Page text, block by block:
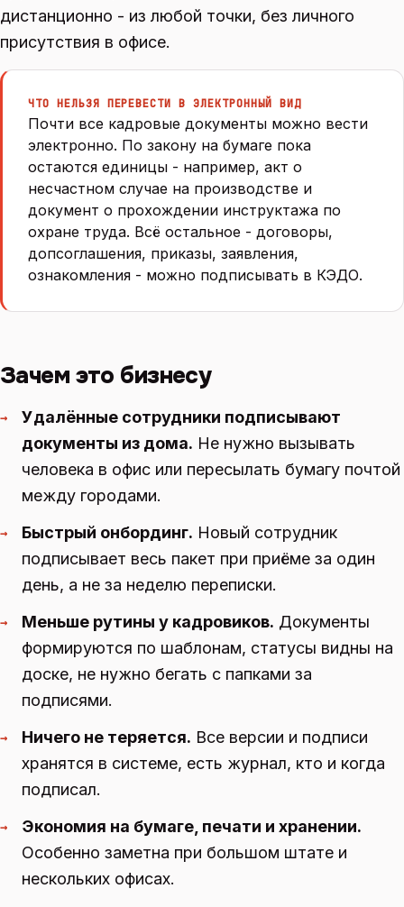
дистанционно - из любой точки, без личного
присутствия в офисе.
ЧТО НЕЛЬЗЯ ПЕРЕВЕСТИ В ЭЛЕКТРОННЫЙ ВИД
Почти все кадровые документы можно вести
электронно. По закону на бумаге пока
остаются единицы - например, акт о
несчастном случае на производстве и
документ о прохождении инструктажа по
охране труда. Всё остальное - договоры,
допсоглашения, приказы, заявления,
ознакомления - можно подписывать в КЭДО.
Зачем это бизнесу
→
Удалённые сотрудники подписывают
документы из дома. Не нужно вызывать
человека в офис или пересылать бумагу почтой
между городами.
→ Быстрый онбординг. Новый сотрудник
подписывает весь пакет при приёме за один
день, а не за неделю переписки.
→ Меньше рутины у кадровиков. Документы
формируются по шаблонам, статусы видны на
доске, не нужно бегать с папками за
подписями.
→ Ничего не теряется. Все версии и подписи
хранятся в системе, есть журнал, кто и когда
подписал.
→
Экономия на бумаге, печати и хранении.
Особенно заметна при большом штате и
нескольких офисах.